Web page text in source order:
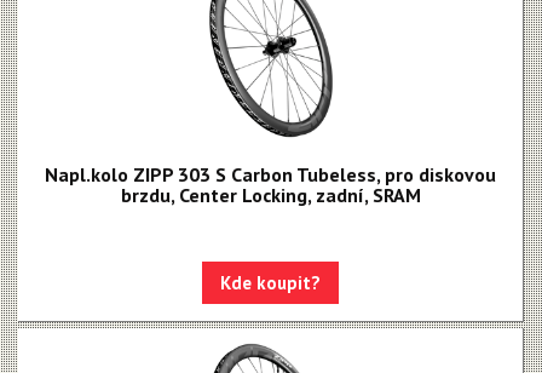
Napl.kolo ZIPP 303 S Carbon Tubeless, pro diskovou
brzdu, Center Locking, zadní, SRAM
Kde koupit?